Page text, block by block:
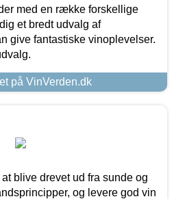
med en række forskellige
et bredt udvalg af
give fantastiske vinoplevelser.
på VinVerden.dk
blive drevet ud fra sunde og
og levere god vin